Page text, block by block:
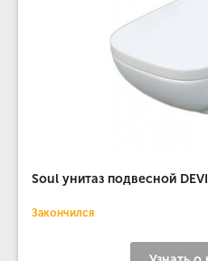
Soul унитаз подвесной
Закончился